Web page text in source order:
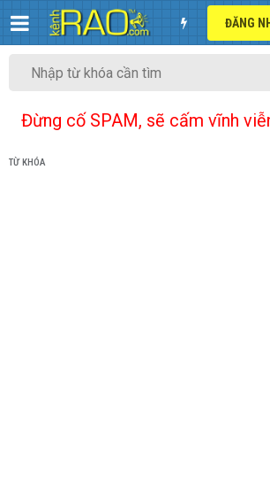
Đừng cố SPAM, sẽ cấm vĩnh
TỪ KHÓA